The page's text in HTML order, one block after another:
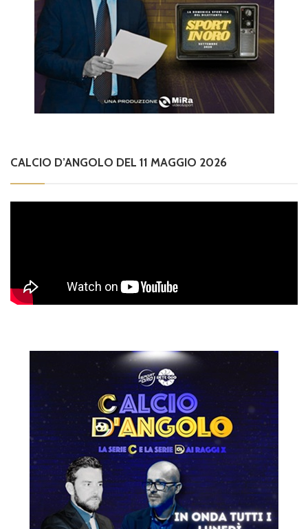
CALCIO D’ANGOLO DEL 11 MAGGIO 2026